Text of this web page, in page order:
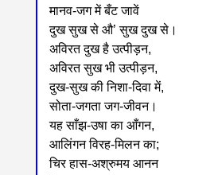
मानव-जग में बँट जावें
दुख सुख से औ’ सुख दुख से।
अविरत दुख है उत्पीड़न,
अविरत सुख भी उत्पीड़न,
दुख-सुख की निशा-दिवा में,
सोता-जगता जग-जीवन।
यह साँझ-उषा का आँगन,
आलिंगन विरह-मिलन का;
चिर हास-अश्रुमय आनन